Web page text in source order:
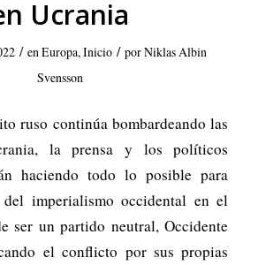
Ucrania
/ enEuropa,Inicio / porNiklas Albin
Svensson
ruso continúa bombardeando las
la prensa y los políticos
haciendo todo lo posible para
imperialismo occidental en el
ser un partido neutral, Occidente
el conflicto por sus propias